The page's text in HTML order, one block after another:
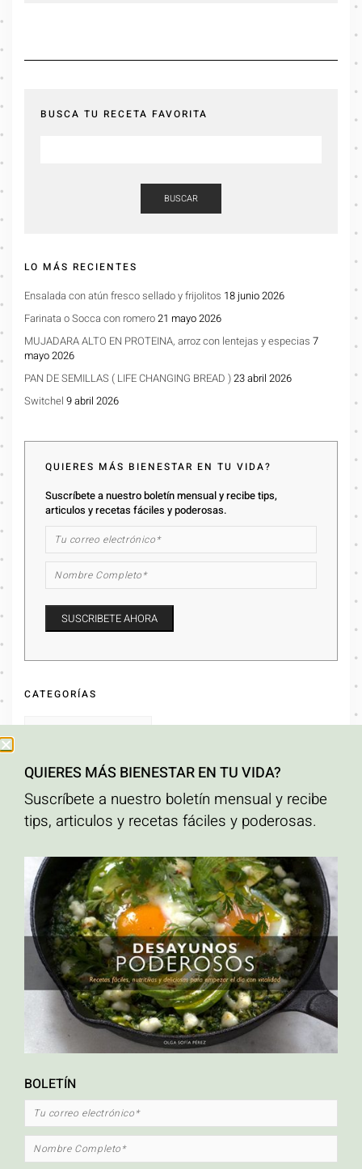
BUSCA TU RECETA FAVORITA
BUSCAR
LO MÁS RECIENTES
Ensalada con atún fresco sellado y frijolitos 18 junio 2026
Farinata o Socca con romero21 mayo 2026
MUJADARA ALTO EN PROTEINA, arroz con lentejas y especias 7
mayo 2026
PAN DE SEMILLAS ( LIFE CHANGING BREAD )23 abril 2026
Switchel 9 abril 2026
QUIERES MÁS BIENESTAR EN TU VIDA?
Suscríbete a nuestro boletín mensual y recibe tips,
articulos y recetas fáciles y poderosas.
CATEGORÍAS
ARCHIVOS
ETIQUETAS
ahuyama Alto en proteína calabaza asada carrot cake crema hidratante para el
cuerpo hecha en casa Cripetas con caramelo crispetas desayuno Desayunos
altos en proteína Ensaladas libre de gluten natural orgánico Palomitas de maiz
con caramelo palomitas de maíz pastel de zanahoria pescado pescado en
papillote platos vegetarianos quinua recetas mexicanas
saludables recetas saludables con pescado Sin Glúten sopa tacos
tacos de pescado torta de zanahoria verduras zapallo asado
FACEBOOK
INSTAGRAM
MAIL
QUIERES MÁS BIENESTAR EN TU VIDA?
Suscríbete a nuestro boletín mensual y recibe
tips, articulos y recetas fáciles y poderosas.
BOLETÍN